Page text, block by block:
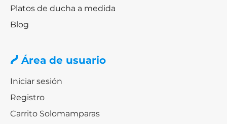
Platos de ducha a medida
Blog
Área de usuario
Iniciar sesión
Registro
Carrito Solomamparas